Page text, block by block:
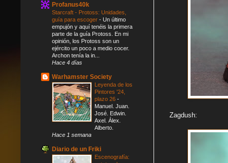
Zagdush:
Profanus40k
Starcraft - Protoss: Unidades,
guía para escoger - Un último
empujón y aquí tenéis la primera
parte de la guía Protoss. En mi
opinión, los Protoss son un
ejército un poco a medio cocer.
Archon tenía la in...
Hace 4 días
Warhamster Society
Leyenda de los
Pintores '24,
plazo 26 -
Manuel. Juan.
José. Edwin.
Axel. Álex.
Alberto.
Hace 1 semana
Diario de un Friki
Escenografía: